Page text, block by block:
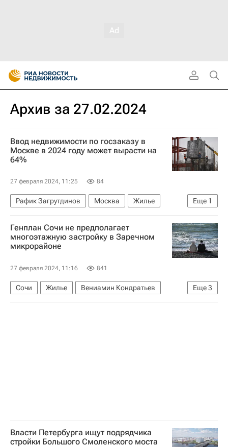
Архив за 27.02.2024
Ввод недвижимости по госзаказу в
Москве в 2024 году может вырасти на
64%
27 февраля 2024, 11:25 84
Еще 1
Рафик Загрутдинов Москва
Жилье
Строительство
Генплан Сочи не предполагает
многоэтажную застройку в Заречном
микрорайоне
27 февраля 2024, 11:16 841
Еще3
Сочи Жилье
Вениамин Кондратьев
Министерство строительства и жилищно-коммунального хозяйства РФ (Минстрой России)
Власти Петербурга ищут подрядчика
стройки Большого Смоленского моста